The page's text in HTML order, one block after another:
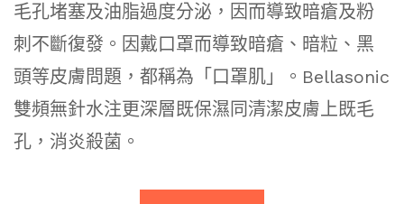
毛孔堵塞及油脂過度分泌，因而導致暗瘡及粉
刺不斷復發。因戴口罩而導致暗瘡、暗粒、黑
頭等皮膚問題，都稱為「口罩肌」。Bellasonic
雙頻無針水注更深層既保濕同清潔皮膚上既毛
孔，消炎殺菌。